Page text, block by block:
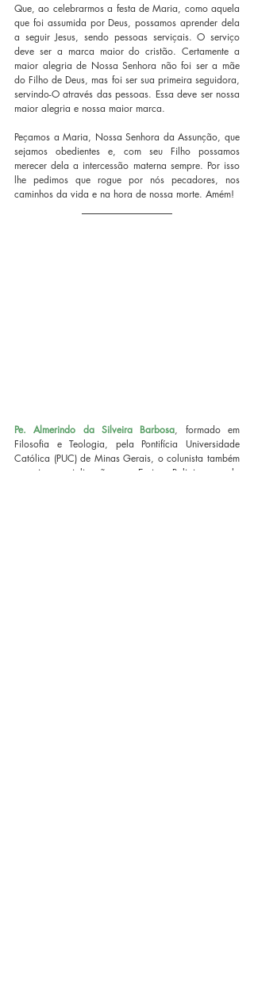
Que, ao celebrarmos a festa de Maria, como aquela
que foi assumida por Deus, possamos aprender dela
a seguir Jesus, sendo pessoas serviçais. O serviço
deve ser a marca maior do cristão. Certamente a
maior alegria de Nossa Senhora não foi ser a mãe
do Filho de Deus, mas foi ser sua primeira seguidora,
servindo-O através das pessoas. Essa deve ser nossa
maior alegria e nossa maior marca.
Peçamos a Maria, Nossa Senhora da Assunção, que
sejamos obedientes e, com seu Filho possamos
merecer dela a intercessão materna sempre. Por isso
lhe pedimos que rogue por nós pecadores, nos
caminhos da vida e na hora de nossa morte. Amém!
Pe. Almerindo da Silveira Barbosa, formado em
Filosofia e Teologia, pela Pontifícia Universidade
Católica (PUC) de Minas Gerais, o colunista também
possui especialização em Ensino Religioso, pela